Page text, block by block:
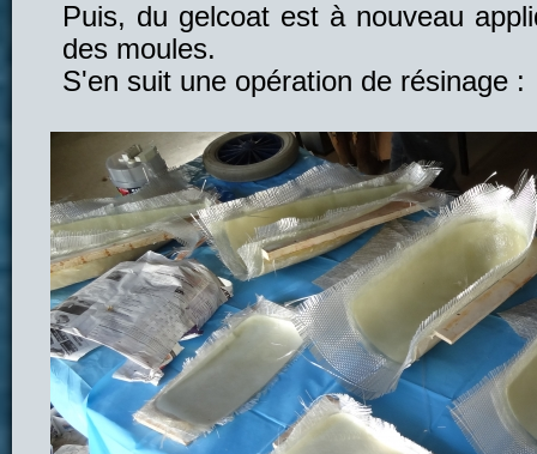
Puis, du gelcoat est à nouveau
des moules.
S'en suit une opération de résinage :